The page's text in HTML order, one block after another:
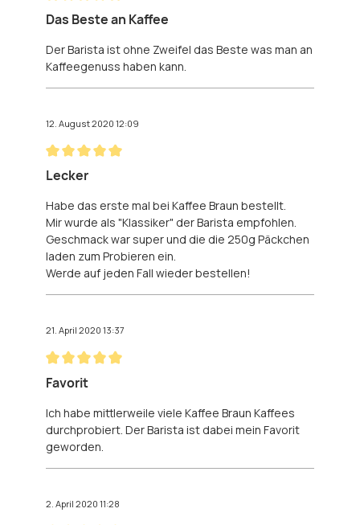
Bewertung mit 5 von 5 Sternen
Das Beste an Kaffee
Der Barista ist ohne Zweifel das Beste was man an
Kaffeegenuss haben kann.
12. August 2020 12:09
Bewertung mit 5 von 5 Sternen
Lecker
Habe das erste mal bei Kaffee Braun bestellt.
Mir wurde als "Klassiker" der Barista empfohlen.
Geschmack war super und die die 250g Päckchen
laden zum Probieren ein.
Werde auf jeden Fall wieder bestellen!
21. April 2020 13:37
Bewertung mit 5 von 5 Sternen
Favorit
Ich habe mittlerweile viele Kaffee Braun Kaffees
durchprobiert. Der Barista ist dabei mein Favorit
geworden.
2. April 2020 11:28